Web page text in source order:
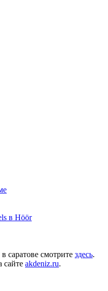
в Höör
саратове смотрите здесь.
сайте akdeniz.ru.